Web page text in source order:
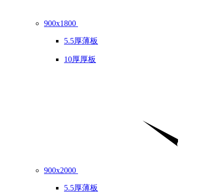
900x1800
5.5厚薄板
10厚厚板
900x2000
5.5厚薄板